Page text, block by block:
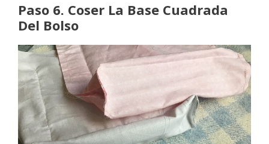
Paso 6. Coser La Base Cuadrada
Del Bolso